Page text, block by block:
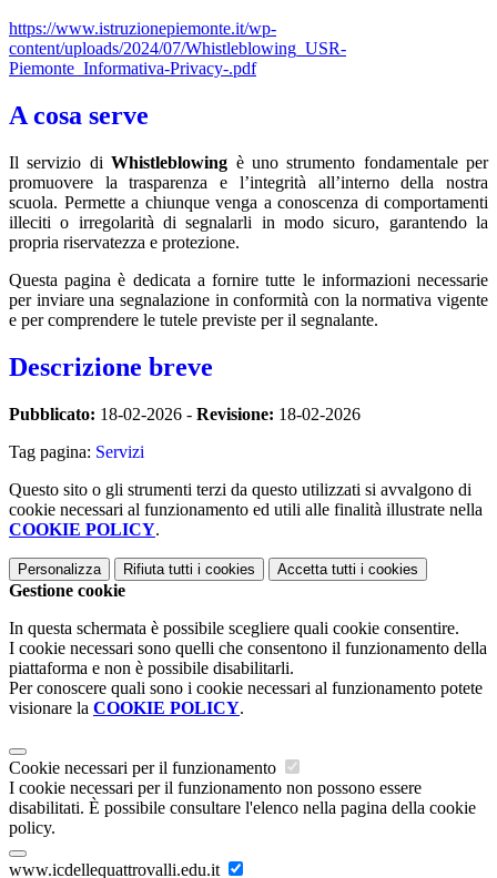
https://www.istruzionepiemonte.it/wp-
content/uploads/2024/07/Whistleblowing_USR-
Piemonte_Informativa-Privacy-.pdf
A cosa serve
Il servizio diWhistleblowing è uno strumento fondamentale per
promuovere la trasparenza e l’integrità all’interno della nostra
scuola. Permette a chiunque venga a conoscenza di comportamenti
illeciti o irregolarità di segnalarli in modo sicuro, garantendo la
propria riservatezza e protezione.
Questa pagina è dedicata a fornire tutte le informazioni necessarie
per inviare una segnalazione in conformità con la normativa vigente
e per comprendere le tutele previste per il segnalante.
Descrizione breve
Pubblicato: 18-02-2026 - Revisione: 18-02-2026
Tag pagina: Servizi
Questo sito o gli strumenti terzi da questo utilizzati si avvalgono di
cookie necessari al funzionamento ed utili alle finalità illustrate nella
COOKIE POLICY.
Personalizza Rifiuta tutti i cookies Accetta tutti i cookies
Gestione cookie
In questa schermata è possibile scegliere quali cookie consentire.
I cookie necessari sono quelli che consentono il funzionamento della
piattaforma e non è possibile disabilitarli.
Per conoscere quali sono i cookie necessari al funzionamento potete
visionare la COOKIE POLICY.
Cookie necessari per il funzionamento
I cookie necessari per il funzionamento non possono essere
disabilitati. È possibile consultare l'elenco nella pagina della cookie
policy.
www.icdellequattrovalli.edu.it